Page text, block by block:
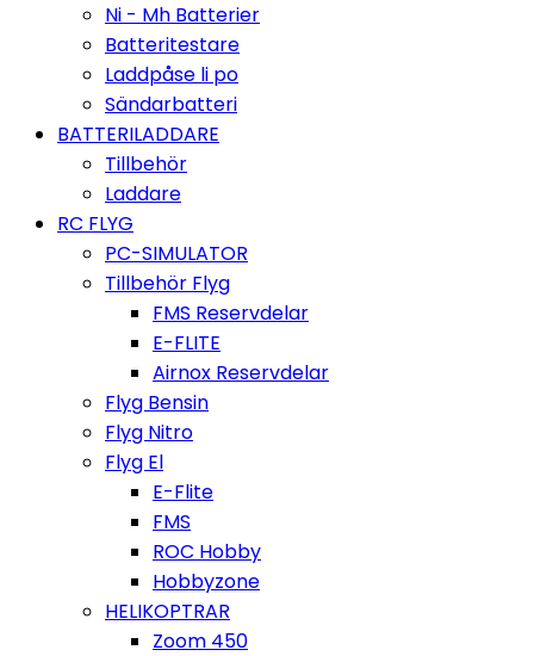
Ni - Mh Batterier
Batteritestare
Laddpåse li po
Sändarbatteri
BATTERILADDARE
Tillbehör
Laddare
RC FLYG
PC-SIMULATOR
Tillbehör Flyg
FMS Reservdelar
E-FLITE
Airnox Reservdelar
Flyg Bensin
Flyg Nitro
Flyg El
E-Flite
FMS
ROC Hobby
Hobbyzone
HELIKOPTRAR
Zoom 450